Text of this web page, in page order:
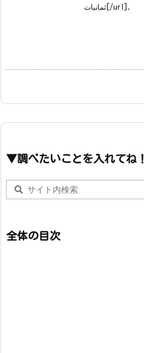
ثمانيات[/url].
▼調べたいことを入れてね！
全体の目次